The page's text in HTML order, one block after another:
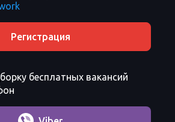
Регистрация
бесплатных вакансий